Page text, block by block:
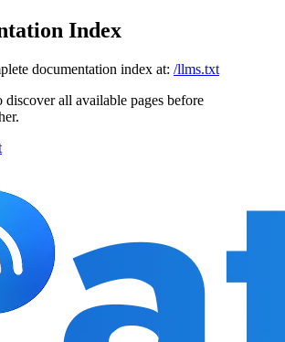
Index
documentation index at: /llms.txt
discover all available pages before